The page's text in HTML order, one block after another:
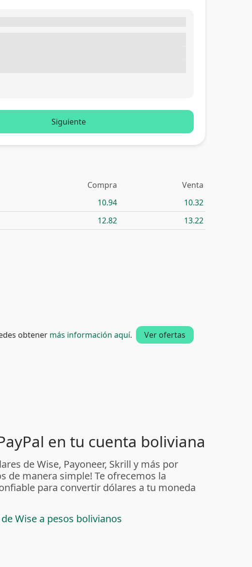
Siguiente
Compra
Venta
10.94
10.32
12.82 13.22
obtener más información aquí. Ver ofertas
en tu cuenta boliviana
de Wise, Payoneer, Skrill y más por
de manera simple! Te ofrecemos la
para convertir dólares a tu moneda
Wise a pesos bolivianos